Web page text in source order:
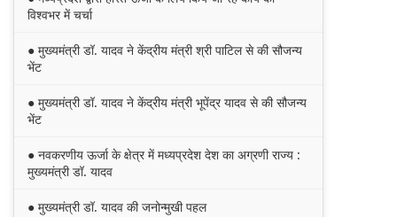
विश्वभर में चर्चा
● मुख्यमंत्री डॉ. यादव ने केंद्रीय मंत्री श्री पाटिल से की सौजन्य
भेंट
● मुख्यमंत्री डॉ. यादव ने केंद्रीय मंत्री भूपेंद्र यादव से की सौजन्य
भेंट
● नवकरणीय ऊर्जा के क्षेत्र में मध्यप्रदेश देश का अग्रणी राज्य :
मुख्यमंत्री डॉ. यादव
● मुख्यमंत्री डॉ. यादव की जनोन्मुखी पहल